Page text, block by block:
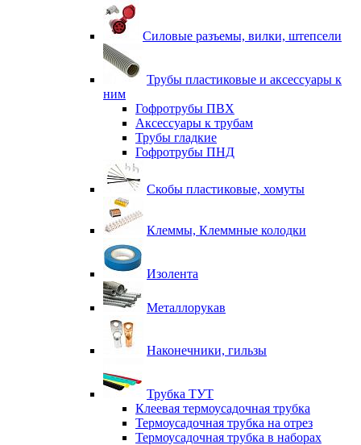
Силовые разъемы, вилки, штепсели
Трубы пластиковые и аксессуары к
ним
Гофротрубы ПВХ
Аксессуары к трубам
Трубы гладкие
Гофротрубы ПНД
Скобы пластиковые, хомуты
Клеммы, Клеммные колодки
Изолента
Металлорукав
Наконечники, гильзы
Трубка ТУТ
Клеевая термоусадочная трубка
Термоусадочная трубка на отрез
Термоусадочная трубка в наборах